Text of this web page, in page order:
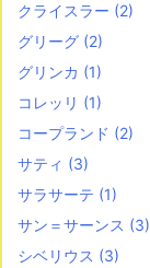
クライスラー (2)
グリーグ (2)
グリンカ (1)
コレッリ (1)
コープランド (2)
サティ (3)
サラサーテ (1)
サン＝サーンス (3)
シベリウス (3)